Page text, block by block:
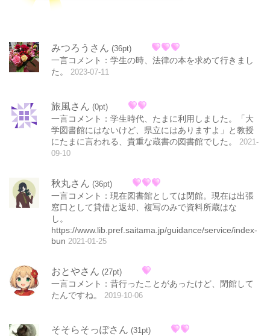
みつろうさん (36pt)
一言コメント：学生の時、法律の本を求めて行きまし
た。
2023-07-11
旅風さん (0pt)
一言コメント：学生時代、たまに利用しました。「大
学図書館にはないけど、県立にはありますよ」と教授
にたまに言われる、貴重な蔵書の図書館でした。
2021-
09-10
秋丸さん (36pt)
一言コメント：現在図書館としては閉館。現在は出張
窓口として貸借と返却、複写のみで資料所蔵はな
し。
https://www.lib.pref.saitama.jp/guidance/service/index-
bun 2021-01-25
おとやさん (27pt)
一言コメント：昔行ったことがあったけど、閉館して
たんですね。
2019-10-06
そそらそっぽさん (31pt)